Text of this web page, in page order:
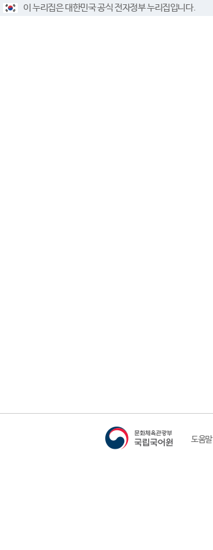
이 누리집은 대한민국 공식 전자정부 누리집입니다.
도움말